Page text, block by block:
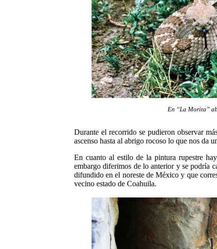
En “La Morita”
Durante el recorrido se pudieron observar
ascenso hasta al abrigo rocoso lo que nos da
En cuanto al estilo de la pintura rupestre
embargo diferimos de lo anterior y se podría
difundido en el noreste de México y que
vecino estado de Coahuila.